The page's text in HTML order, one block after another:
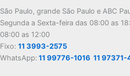
São Paulo, grande São Paulo e ABC
Segunda a Sexta-feira das 08:00 as
08:00 as 12:00
Fixo: 11 3993-2575
WhatsApp: 11 99776-1016 11 97371-